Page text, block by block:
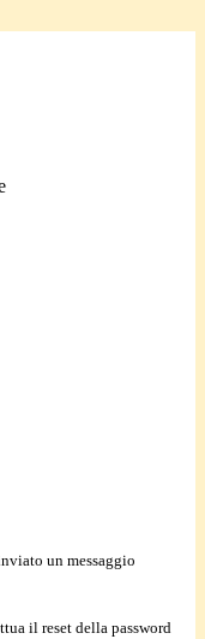
un messaggio
il reset della password